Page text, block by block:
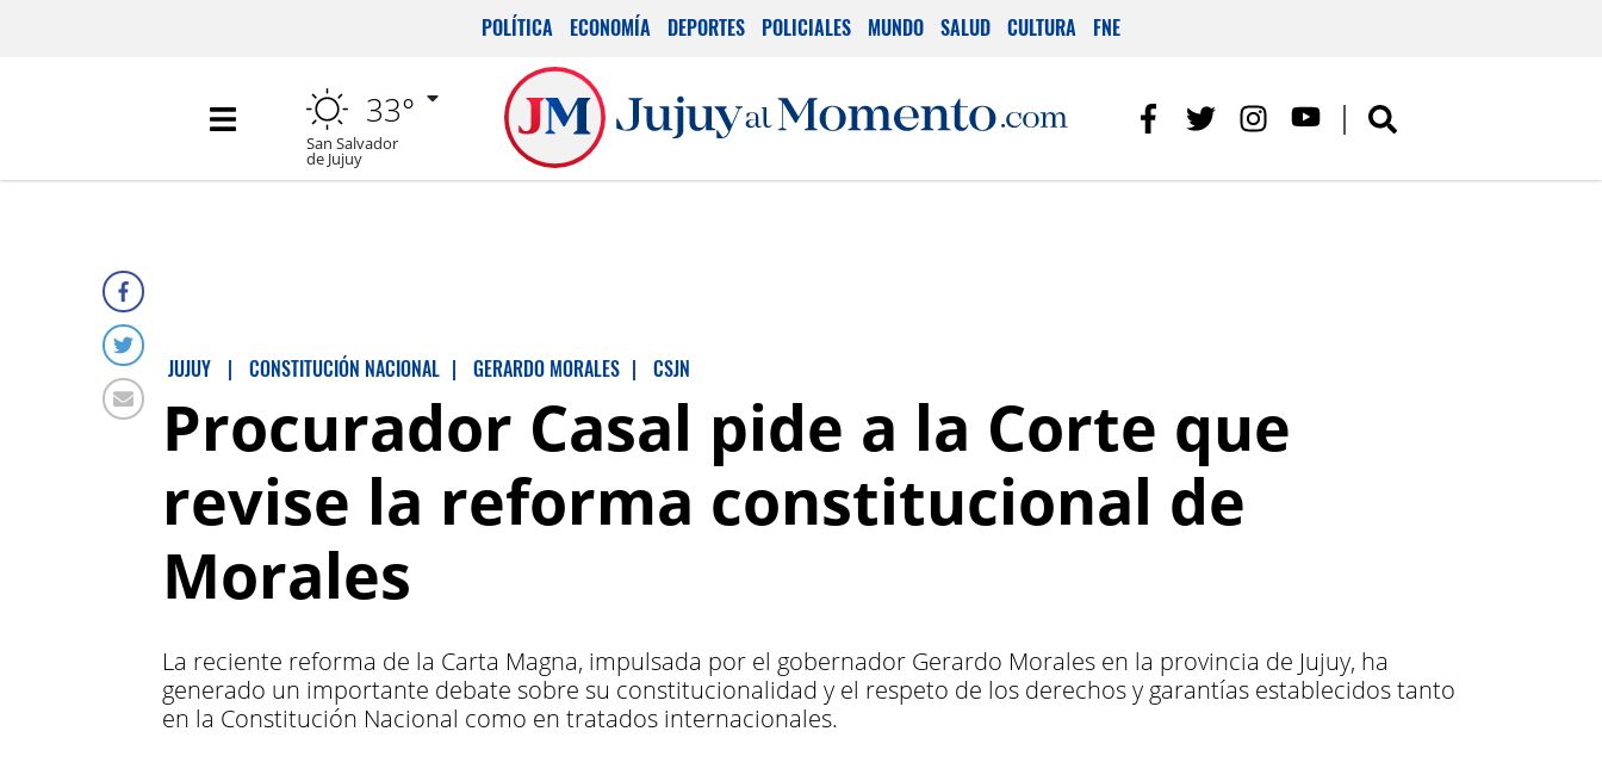
POLÍTICA ECONOMÍA DEPORTES POLICIALES MUNDO SALUD CULTURA FNE
33°
San Salvador
de Jujuy
JUJUY | CONSTITUCIÓN NACIONAL | GERARDO MORALES | CSJN
Procurador Casal pide a la Corte que
revise la reforma constitucional de
Morales
La reciente reforma de la Carta Magna, impulsada por el gobernador Gerardo Morales en la provincia de Jujuy, ha
generado un importante debate sobre su constitucionalidad y el respeto de los derechos y garantías establecidos tanto
en la Constitución Nacional como en tratados internacionales.